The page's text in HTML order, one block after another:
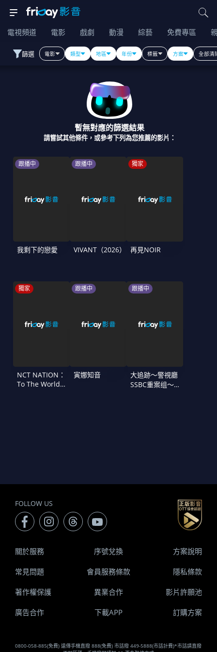
電視頻道 電影 戲劇 動漫 綜藝 免費專區
篩選 電影 類型 地區 年份 標籤 方案 全部清
暫無對應的篩選結果
請嘗試其他條件，或參考下列為您推薦的影片：
跟播中
我剩下的戀愛
跟播中
VIVANT（2026）
獨家
再見NOIR
獨家
NCT NATION：
To The World
跟播中
寅娜知音
跟播中
大追跡〜警視廳
SSBC重案组〜
FOLLOW US
0800-058-885(免費) 遠傳手機直撥 888(免費) 市話撥 449-5888(市話計費)*市話請直撥
關於服務 序號兌換 方案說明
常見問題 會員服務條款 隱私條款
著作權保護 異業合作 影片許願池
廣告合作 下載APP 訂購方案